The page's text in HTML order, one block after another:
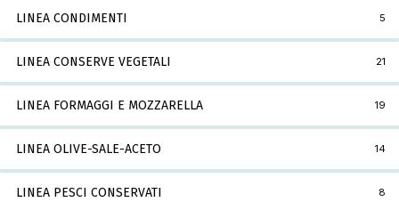
LINEA CONDIMENTI 5
LINEA CONSERVE VEGETALI 21
LINEA FORMAGGI E MOZZARELLA 19
LINEA OLIVE-SALE-ACETO 14
LINEA PESCI CONSERVATI 8